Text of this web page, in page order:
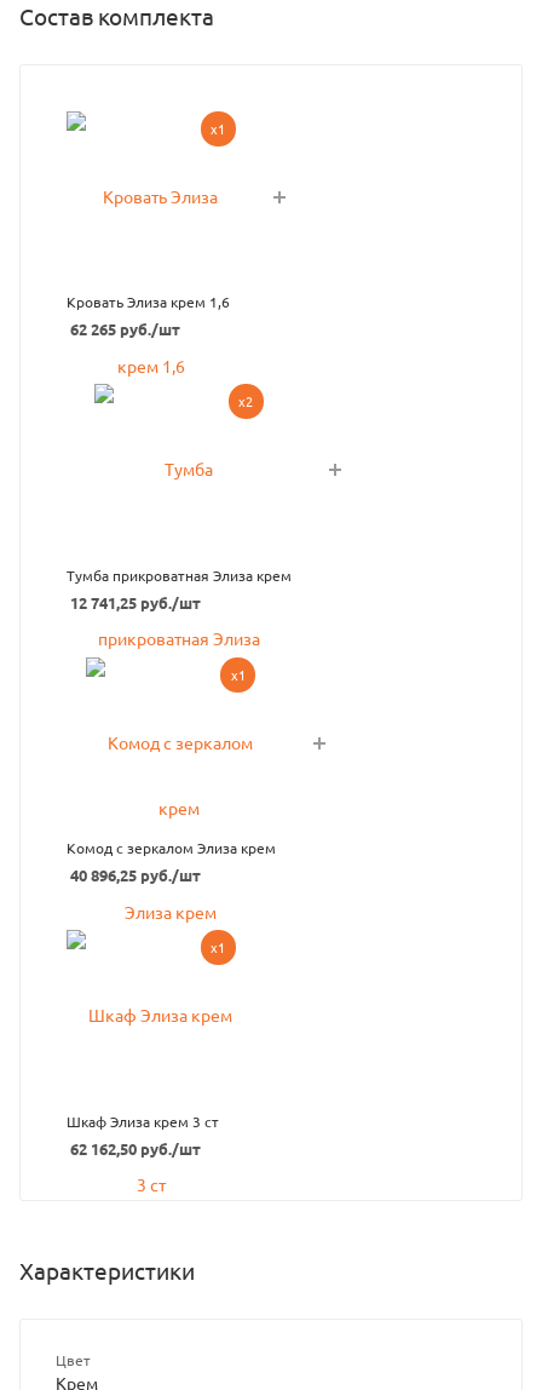
Состав комплекта
x1
Кровать Элиза крем 1,6
62 265руб./шт
x2
Тумба прикроватная Элиза крем
12 741,25руб./шт
x1
Комод с зеркалом Элиза крем
40 896,25руб./шт
x1
Шкаф Элиза крем 3 ст
62 162,50руб./шт
Характеристики
Цвет
Крем